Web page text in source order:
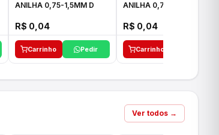
ANILHA 0,75-1,5MM D
R$ 0,04
Carrinho Pedir
ANILHA 0,75-1,5MM E
R$ 0,04
Carrinho
Ver todos →